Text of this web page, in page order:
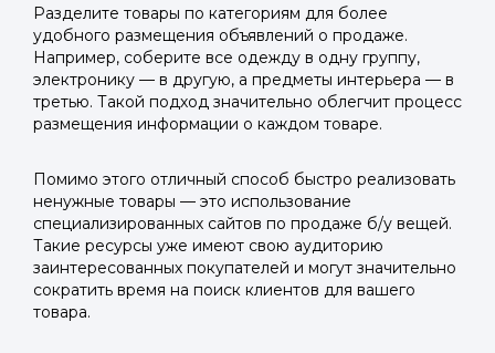
Разделите товары по категориям для более
удобного размещения объявлений о продаже.
Например, соберите все одежду в одну группу,
электронику — в другую, а предметы интерьера — в
третью. Такой подход значительно облегчит процесс
размещения информации о каждом товаре.
Помимо этого отличный способ быстро реализовать
ненужные товары — это использование
специализированных сайтов по продаже б/у вещей.
Такие ресурсы уже имеют свою аудиторию
заинтересованных покупателей и могут значительно
сократить время на поиск клиентов для вашего
товара.